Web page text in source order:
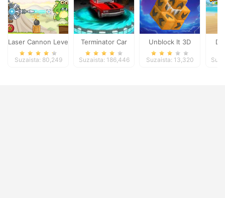
Laser Cannon Levels Pack
Suzaista: 80,249
Terminator Car
Suzaista: 186,446
Unblock It 3D
Suzaista: 13,320